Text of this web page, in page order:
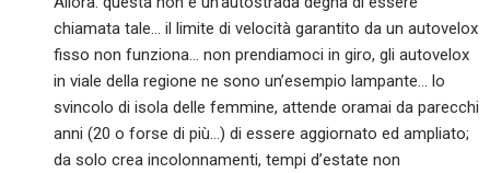
chiamata tale… il limite di velocità garantito da un autovelox
fisso non funziona… non prendiamoci in giro, gli autovelox
in viale della regione ne sono un’esempio lampante… lo
svincolo di isola delle femmine, attende oramai da parecchi
anni (20 o forse di più…) di essere aggiornato ed ampliato;
da solo crea incolonnamenti, tempi d’estate non